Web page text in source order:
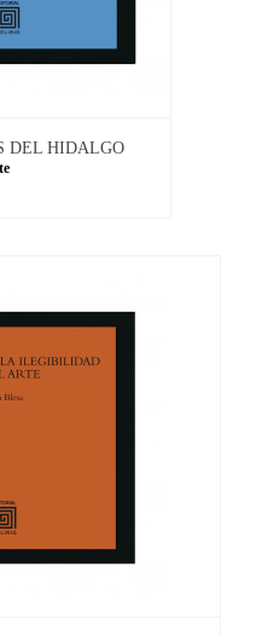
DEL HIDALGO